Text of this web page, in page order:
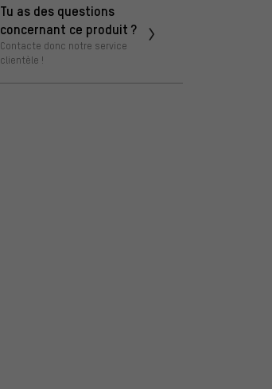
Tu as des questions
concernant ce produit ?
Contacte donc notre service
clientèle !